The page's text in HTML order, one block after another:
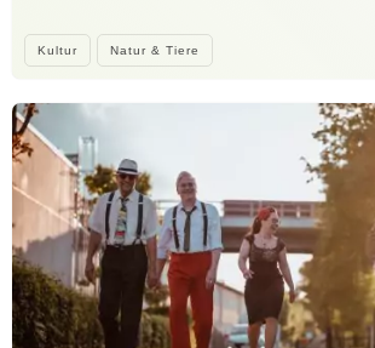
Kultur Natur & Tiere